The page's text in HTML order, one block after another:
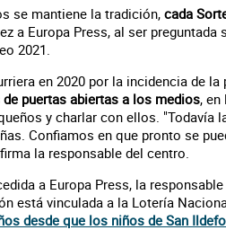
se mantiene la tradición, cada
a Europa Press, al ser
2021.
en 2020 por la incidencia de la
puertas abiertas a los medios, en
y charlar con ellos. "Todavía
Confiamos en que pronto se
la responsable del centro.
a Europa Press, la
está vinculada a la Lotería
desde que los niños de San